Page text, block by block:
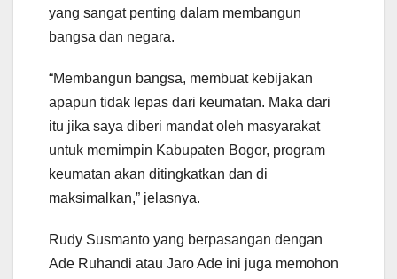
yang sangat penting dalam membangun
bangsa dan negara.
“Membangun bangsa, membuat kebijakan
apapun tidak lepas dari keumatan. Maka dari
itu jika saya diberi mandat oleh masyarakat
untuk memimpin Kabupaten Bogor, program
keumatan akan ditingkatkan dan di
maksimalkan,” jelasnya.
Rudy Susmanto yang berpasangan dengan
Ade Ruhandi atau Jaro Ade ini juga memohon